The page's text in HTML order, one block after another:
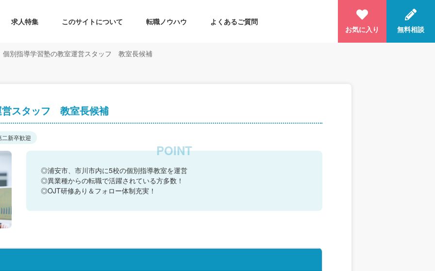
求人特集 このサイトについて 転職ノウハウ
よくあるご質問
お気に入り
無料相談
個別指導学習塾の教室運営スタッフ 教室長候補
営スタッフ 教室長候補
二新卒歓迎
◎浦安市、市川市内に5校の個別指導教室を運営
◎異業種からの転職で活躍されている方多数！
◎OJT研修あり＆フォロー体制充実！